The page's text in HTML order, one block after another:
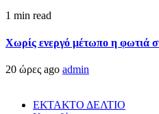
1 min read
Χωρίς ενεργό μέτωπο η φωτιά
20 ώρες ago admin
ΕΚΤΑΚΤΟ ΔΕΛΤΙΟ